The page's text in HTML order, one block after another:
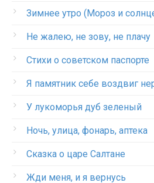
Зимнее утро (Мороз и
Не жалею, не зову, не плачу
Стихи о советском паспорте
Я памятник себе воздвиг
У лукоморья дуб зеленый
Ночь, улица, фонарь, аптека
Сказка о царе Салтане
Жди меня, и я вернусь